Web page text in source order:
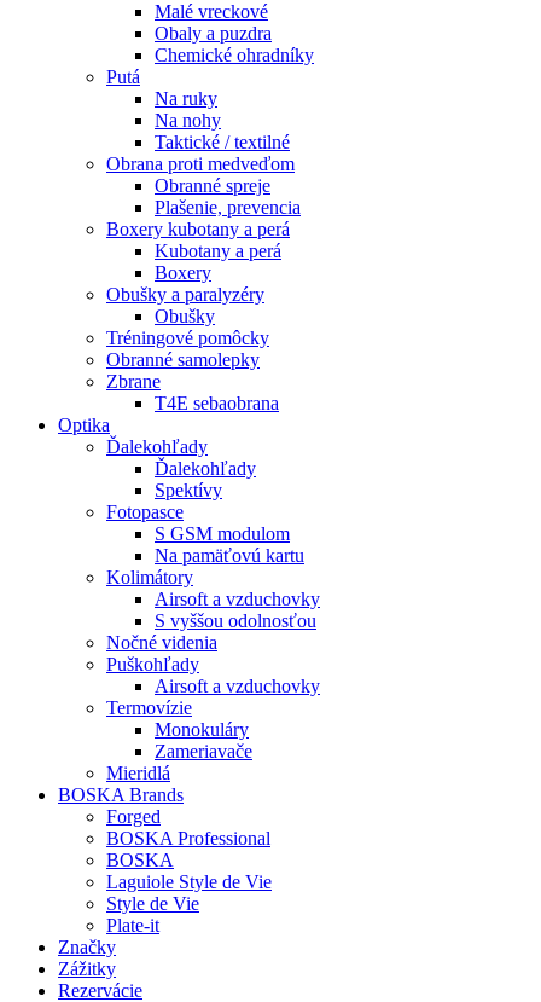
Malé vreckové
Obaly a puzdra
Chemické ohradníky
Putá
Na ruky
Na nohy
Taktické / textilné
Obrana proti medveďom
Obranné spreje
Plašenie, prevencia
Boxery kubotany a perá
Kubotany a perá
Boxery
Obušky a paralyzéry
Obušky
Tréningové pomôcky
Obranné samolepky
Zbrane
T4E sebaobrana
Optika
Ďalekohľady
Ďalekohľady
Spektívy
Fotopasce
S GSM modulom
Na pamäťovú kartu
Kolimátory
Airsoft a vzduchovky
S vyššou odolnosťou
Nočné videnia
Puškohľady
Airsoft a vzduchovky
Termovízie
Monokuláry
Zameriavače
Mieridlá
BOSKA Brands
Forged
BOSKA Professional
BOSKA
Laguiole Style de Vie
Style de Vie
Plate-it
Značky
Zážitky
Rezervácie